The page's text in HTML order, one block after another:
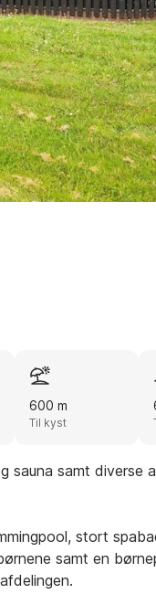
600 m
Til kyst
sauna samt
stort
samt en